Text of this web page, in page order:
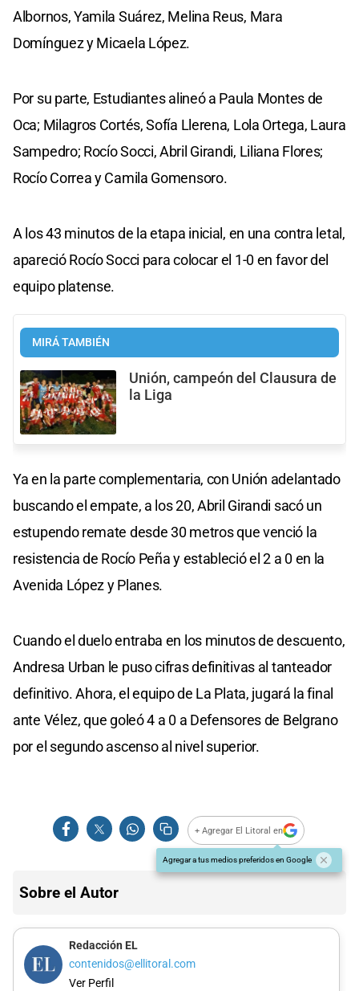
Albornos, Yamila Suárez, Melina Reus, Mara
Domínguez y Micaela López.
Por su parte, Estudiantes alineó a Paula Montes de
Oca; Milagros Cortés, Sofía Llerena, Lola Ortega, Laura
Sampedro; Rocío Socci, Abril Girandi, Liliana Flores;
Rocío Correa y Camila Gomensoro.
A los 43 minutos de la etapa inicial, en una contra letal,
apareció Rocío Socci para colocar el 1-0 en favor del
equipo platense.
MIRÁ TAMBIÉN
Unión, campeón del Clausura de
la Liga
Ya en la parte complementaria, con Unión adelantado
buscando el empate, a los 20, Abril Girandi sacó un
estupendo remate desde 30 metros que venció la
resistencia de Rocío Peña y estableció el 2 a 0 en la
Avenida López y Planes.
Cuando el duelo entraba en los minutos de descuento,
Andresa Urban le puso cifras definitivas al tanteador
definitivo. Ahora, el equipo de La Plata, jugará la final
ante Vélez, que goleó 4 a 0 a Defensores de Belgrano
por el segundo ascenso al nivel superior.
+ Agregar El Litoral en
Agregar a tus medios preferidos en Google
Sobre el Autor
Redacción EL
contenidos@ellitoral.com
Ver Perfil